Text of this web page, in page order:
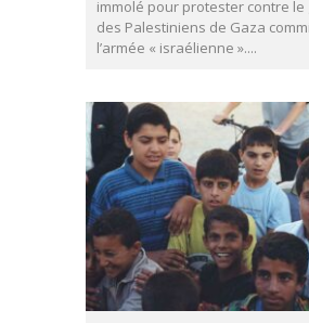
immolé pour protester contre le
des Palestiniens de Gaza
l’armée « israélienne »....